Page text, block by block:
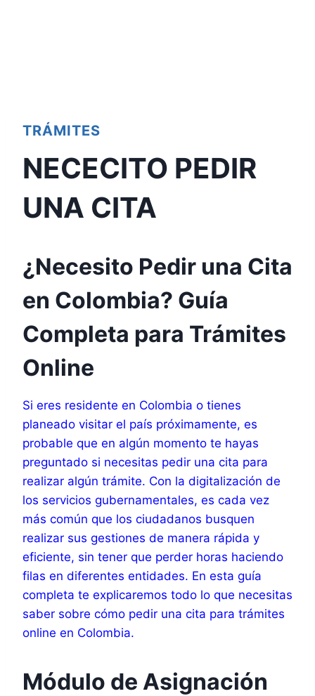
TRÁMITES
NECECITO PEDIR
UNA CITA
¿Necesito Pedir una Cita
en Colombia? Guía
Completa para Trámites
Online
Si eres residente en Colombia o tienes
planeado visitar el país próximamente, es
probable que en algún momento te hayas
preguntado si necesitas pedir una cita para
realizar algún trámite. Con la digitalización de
los servicios gubernamentales, es cada vez
más común que los ciudadanos busquen
realizar sus gestiones de manera rápida y
eficiente, sin tener que perder horas haciendo
filas en diferentes entidades. En esta guía
completa te explicaremos todo lo que necesitas
saber sobre cómo pedir una cita para trámites
online en Colombia.
Módulo de Asignación